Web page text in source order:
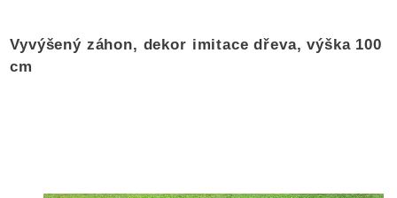
Vyvýšený záhon, dekor imitace dřeva, výška 100
cm